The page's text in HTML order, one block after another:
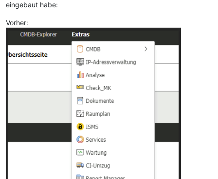
eingebaut habe:
Vorher: